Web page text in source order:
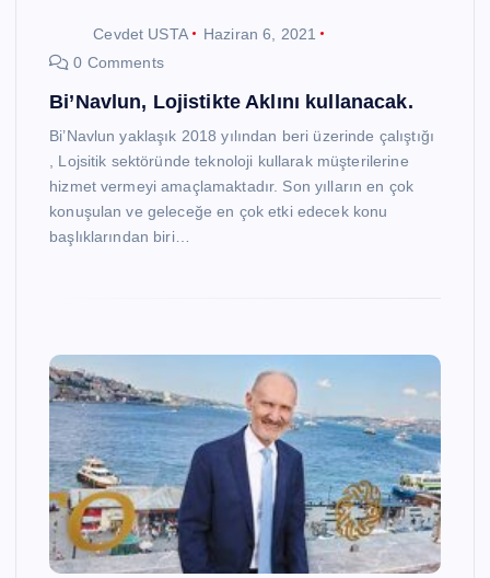
Cevdet USTA
Haziran 6, 2021
0 Comments
Bi’Navlun, Lojistikte Aklını kullanacak.
Bi’Navlun yaklaşık 2018 yılından beri üzerinde çalıştığı
, Lojsitik sektöründe teknoloji kullarak müşterilerine
hizmet vermeyi amaçlamaktadır. Son yılların en çok
konuşulan ve geleceğe en çok etki edecek konu
başlıklarından biri…